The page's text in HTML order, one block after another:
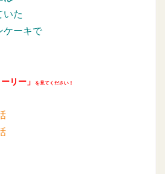
いた
ケーキで
リー」 を見てください！